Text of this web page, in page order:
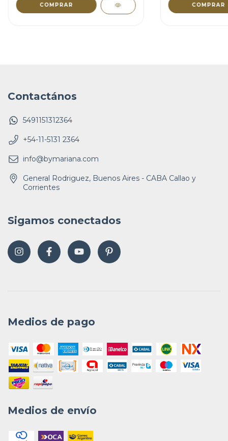
COMPRAR COMPRAR
Contactános
5491151312364
+54-11-5131 2364
info@bymariana.com
General Rodriguez, Buenos Aires - CABA Callao y
Corrientes
Sigamos conectados
Medios de pago
Medios de envío